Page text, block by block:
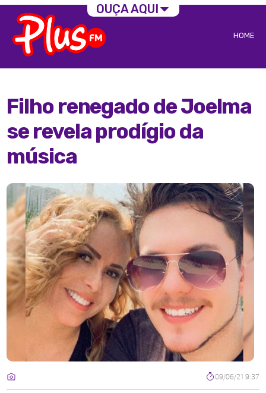
HOME
Filho renegado de Joelma
se revela prodígio da
música
09/06/21 9:37
OUÇA AQUI